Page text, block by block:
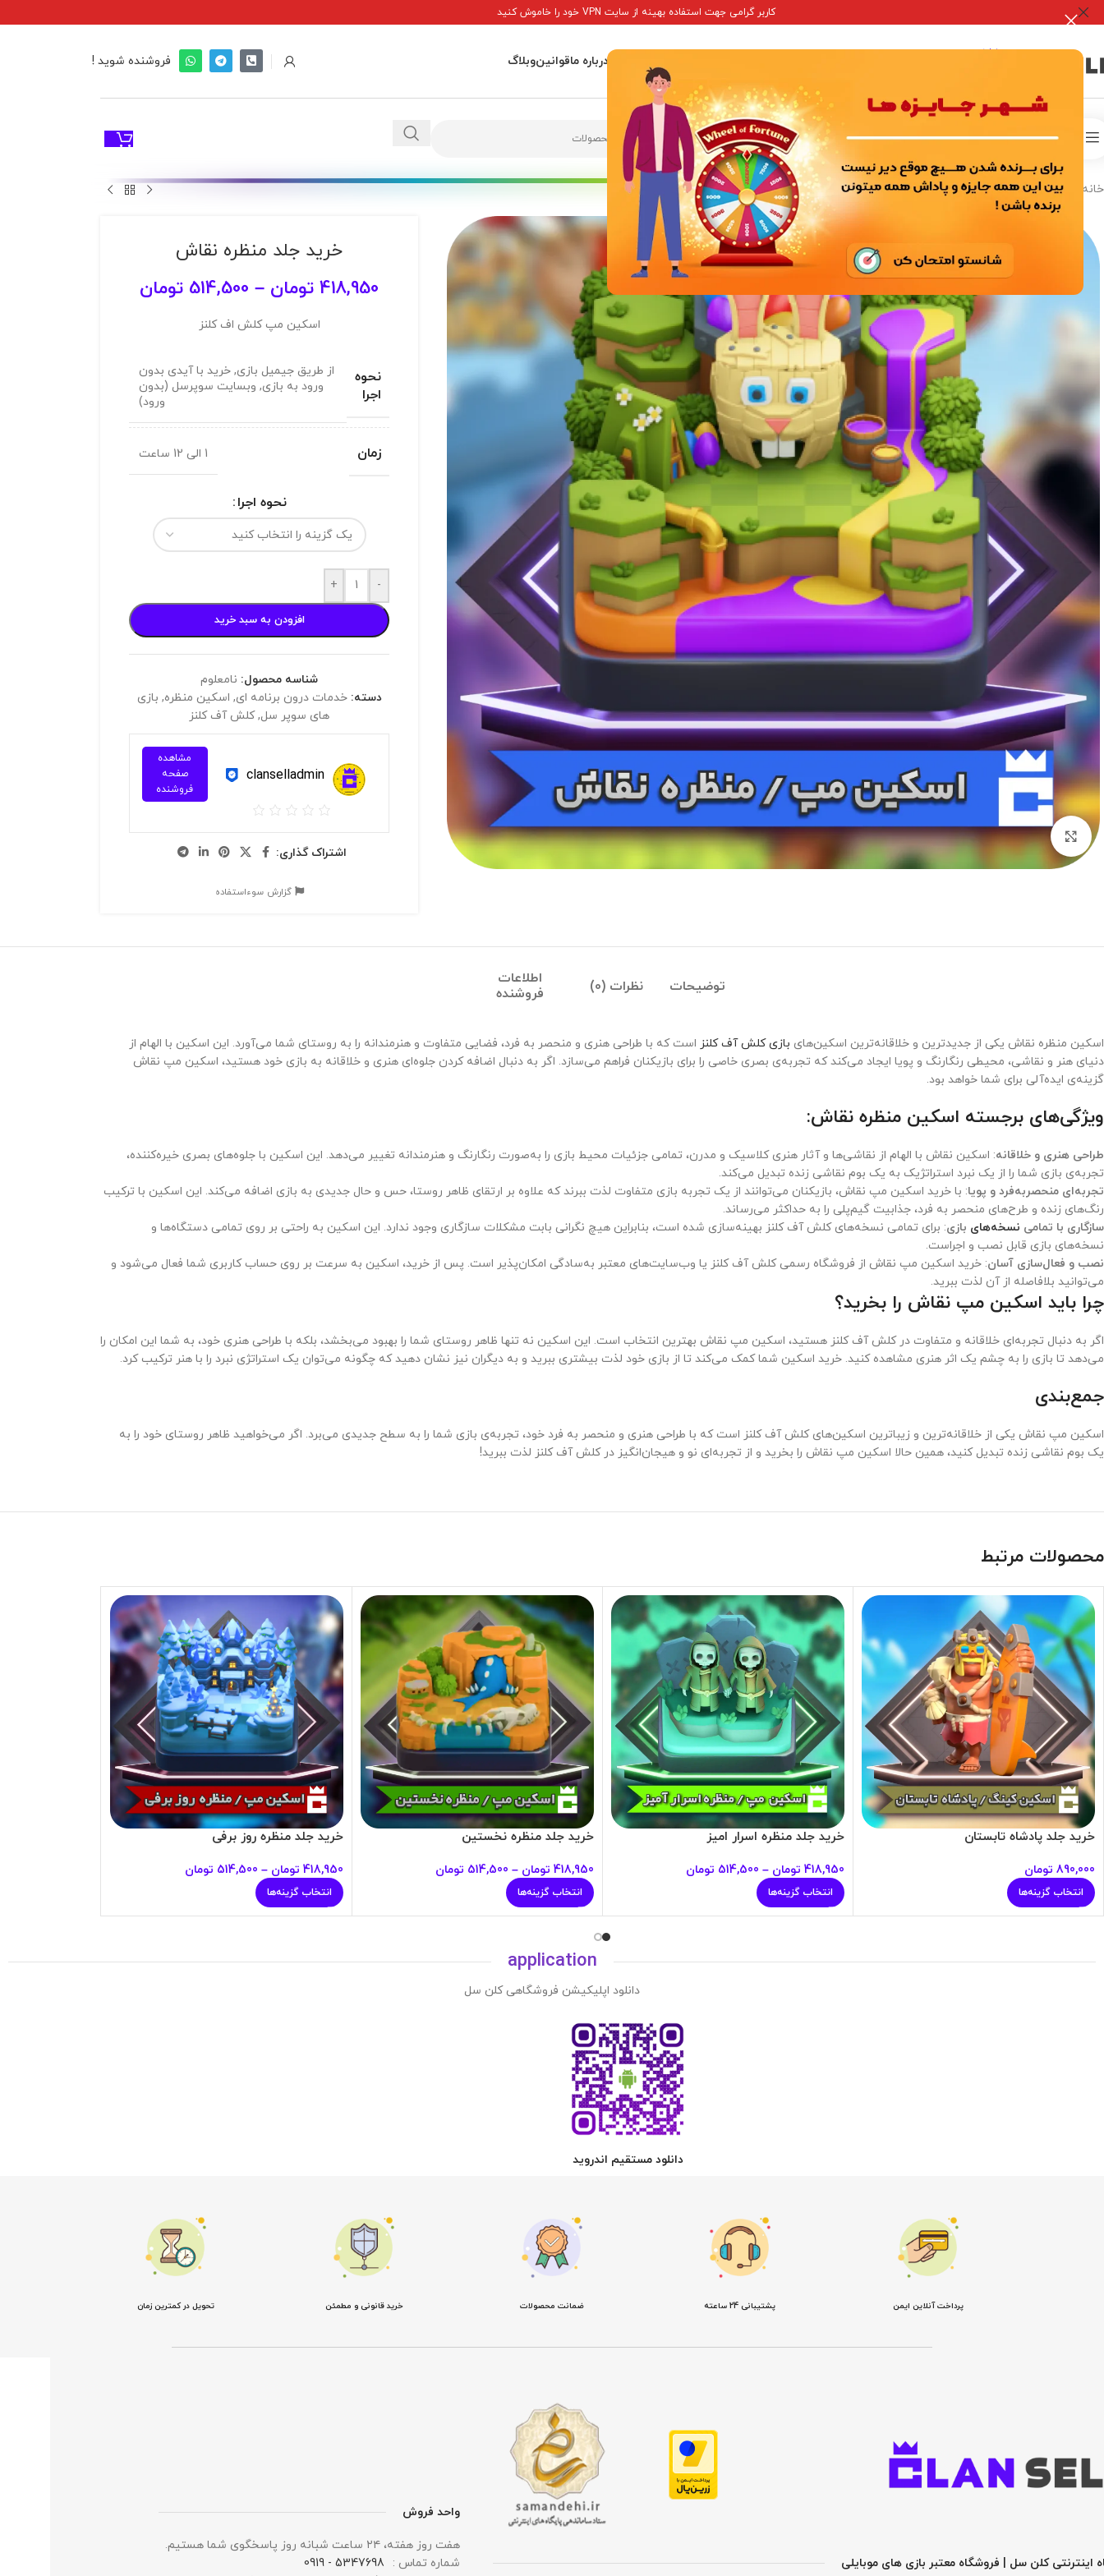
کاربر گرامی جهت استفاده بهینه از سایت VPN خود را خاموش کنید
درباره ماقوانینوبلاگ فروشنده شوید !
خدمات درون برنامه ای اکانت ها بازی
خانه خدمات درون برنامه ای/بازی های سوپر سل/کلش آف کلنز/اسکین منظره/خرید جلد منظره نقاش
برای بزرگنمایی کلیک کنید
خرید جلد منظره نقاش
418,950 تومان –
514,500 تومان
اسکین مپ کلش اف کلنز
نحوه
اجرا
از طریق جیمیل بازی, خرید با آیدی بدون
ورود به بازی, وبسایت سوپرسل (بدون
ورود)
زمان 1 الی 12 ساعت
نحوه اجرا
-
+
افزودن به سبد خرید
شناسه محصول: نامعلوم
دسته: خدمات درون برنامه ای, اسکین منظره, بازی
های سوپر سل, کلش آف کلنز
clanselladmin
مشاهده
صفحه
فروشنده
اشتراک گذاری:
گزارش سوءاستفاده
توضیحات نظرات (0)
اطلاعات
فروشنده
اسکین منظره نقاش یکی از جدیدترین و خلاقانه‌ترین اسکین‌های بازی کلش آف کلنز است که با طراحی هنری و منحصر به فرد، فضایی متفاوت و هنرمندانه را به روستای شما می‌آورد. این اسکین با الهام از
دنیای هنر و نقاشی، محیطی رنگارنگ و پویا ایجاد می‌کند که تجربه‌ی بصری خاصی را برای بازیکنان فراهم می‌سازد. اگر به دنبال اضافه کردن جلوه‌ای هنری و خلاقانه به بازی خود هستید، اسکین مپ نقاش
گزینه‌ی ایده‌آلی برای شما خواهد بود.
ویژگی‌های برجسته اسکین منظره نقاش:
طراحی هنری و خلاقانه: اسکین نقاش با الهام از نقاشی‌ها و آثار هنری کلاسیک و مدرن، تمامی جزئیات محیط بازی را به‌صورت رنگارنگ و هنرمندانه تغییر می‌دهد. این اسکین با جلوه‌های بصری خیره‌کننده،
تجربه‌ی بازی شما را از یک نبرد استراتژیک به یک بوم نقاشی زنده تبدیل می‌کند.
تجربه‌ای منحصربه‌فرد و پویا: با خرید اسکین مپ نقاش، بازیکنان می‌توانند از یک تجربه بازی متفاوت لذت ببرند که علاوه بر ارتقای ظاهر روستا، حس و حال جدیدی به بازی اضافه می‌کند. این اسکین با ترکیب
رنگ‌های زنده و طرح‌های منحصر به فرد، جذابیت گیم‌پلی را به حداکثر می‌رساند.
سازگاری با تمامی نسخه‌های بازی: برای تمامی نسخه‌های کلش آف کلنز بهینه‌سازی شده است، بنابراین هیچ نگرانی بابت مشکلات سازگاری وجود ندارد. این اسکین به راحتی بر روی تمامی دستگاه‌ها و
نسخه‌های بازی قابل نصب و اجراست.
نصب و فعال‌سازی آسان: خرید اسکین مپ نقاش از فروشگاه رسمی کلش آف کلنز یا وب‌سایت‌های معتبر به‌سادگی امکان‌پذیر است. پس از خرید، اسکین به سرعت بر روی حساب کاربری شما فعال می‌شود و
می‌توانید بلافاصله از آن لذت ببرید.
چرا باید اسکین مپ نقاش را بخرید؟
اگر به دنبال تجربه‌ای خلاقانه و متفاوت در کلش آف کلنز هستید، اسکین مپ نقاش بهترین انتخاب است. این اسکین نه تنها ظاهر روستای شما را بهبود می‌بخشد، بلکه با طراحی هنری خود، به شما این امکان را
می‌دهد تا بازی را به چشم یک اثر هنری مشاهده کنید. خرید اسکین شما کمک می‌کند تا از بازی خود لذت بیشتری ببرید و به دیگران نیز نشان دهید که چگونه می‌توان یک استراتژی نبرد را با هنر ترکیب کرد.
جمع‌بندی
اسکین مپ نقاش یکی از خلاقانه‌ترین و زیباترین اسکین‌های کلش آف کلنز است که با طراحی هنری و منحصر به فرد خود، تجربه‌ی بازی شما را به سطح جدیدی می‌برد. اگر می‌خواهید ظاهر روستای خود را به
یک بوم نقاشی زنده تبدیل کنید، همین حالا اسکین مپ نقاش را بخرید و از تجربه‌ای نو و هیجان‌انگیز در کلش آف کلنز لذت ببرید!
محصولات مرتبط
خرید جلد پادشاه تابستان
890,000 تومان
انتخاب گزینه‌ها
خرید جلد منظره اسرار امیز
418,950 تومان –
514,500 تومان
انتخاب گزینه‌ها
خرید جلد منظره نخستین
418,950 تومان –
514,500 تومان
انتخاب گزینه‌ها
خرید جلد منظره روز برفی
418,950 تومان –
514,500 تومان
انتخاب گزینه‌ها
application
دانلود اپلیکیشن فروشگاهی کلن سل
دانلود مستقیم اندروید
پرداخت آنلاین ایمن پشتیبانی 24 ساعته ضمانت محصولات خرید قانونی و مطمئن تحویل در کمترین زمان
اینترنتی کلن سل | فروشگاه معتبر بازی های موبایلی
واحد فروش
هفت روز هفته، ۲۴ ساعت شبانه‌ روز پاسخگوی شما هستیم.
شماره تماس :
5347698 - 0919